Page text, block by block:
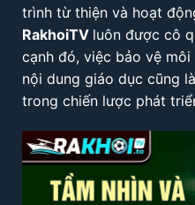
trình từ thiện và hoạt
RakhoiTV luôn được cô
cạnh đó, việc bảo vệ
nội dung giáo dục cũng
trong chiến lược phát